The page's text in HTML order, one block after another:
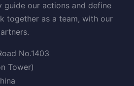
guide our actions and define
together as a team, with our
No.1403
Tower)